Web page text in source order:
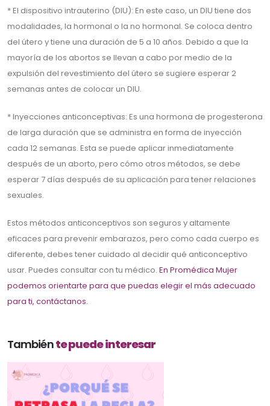
* El dispositivo intrauterino (DIU): En este caso, un DIU tiene dos
modalidades, la hormonal o la no hormonal. Se coloca dentro
del útero y tiene una duración de 5 a 10 años. Debido a que la
mayoría de los abortos se llevan a cabo por medio de la
expulsión del revestimiento del útero se sugiere esperar 2
semanas antes de colocar un DIU.
* Inyecciones anticonceptivas: Es una hormona de progesterona
de larga duración que se administra en forma de inyección
cada 12 semanas. Esta se puede aplicar inmediatamente
después de un aborto, pero cómo otros métodos, se debe
esperar 7 días después de su aplicación para tener relaciones
sexuales.
Estos métodos anticonceptivos son seguros y altamente
eficaces para prevenir embarazos, pero como cada cuerpo es
diferente, debes tener cuidado al decidir qué anticonceptivo
usar. Puedes consultar con tu médico. En Promédica Mujer
podemos orientarte para que puedas elegir el más adecuado
para ti, contáctanos.
Tambiénte puede interesar